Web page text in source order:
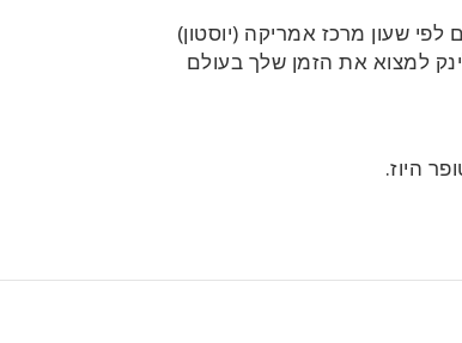
שעון מרכז אמריקה (יוסטון)
למצוא את הזמן שלך בעולם
היוז.